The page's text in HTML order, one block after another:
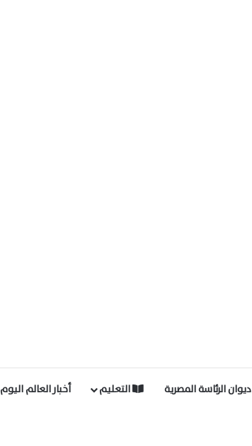
ديوان الرئاسة المصرية التعليم أخبار العالم اليوم